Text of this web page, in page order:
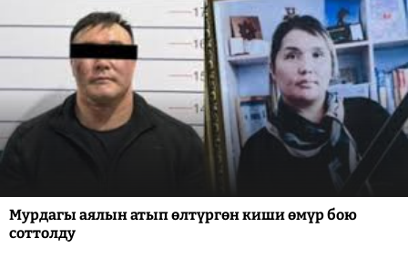
Мурдагы аялын атып өлтүргөн киши өмүр бою
соттолду